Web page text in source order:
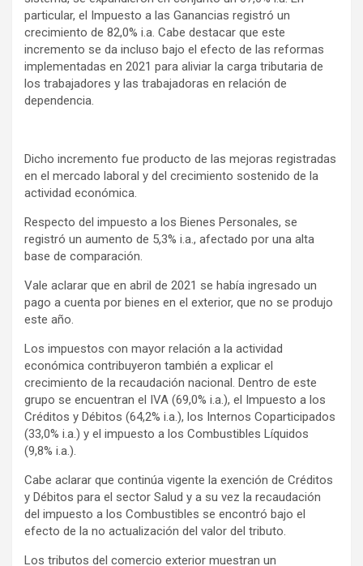
particular, el Impuesto a las Ganancias registró un
crecimiento de 82,0% i.a. Cabe destacar que este
incremento se da incluso bajo el efecto de las reformas
implementadas en 2021 para aliviar la carga tributaria de
los trabajadores y las trabajadoras en relación de
dependencia.
Dicho incremento fue producto de las mejoras registradas
en el mercado laboral y del crecimiento sostenido de la
actividad económica.
Respecto del impuesto a los Bienes Personales, se
registró un aumento de 5,3% i.a., afectado por una alta
base de comparación.
Vale aclarar que en abril de 2021 se había ingresado un
pago a cuenta por bienes en el exterior, que no se produjo
este año.
Los impuestos con mayor relación a la actividad
económica contribuyeron también a explicar el
crecimiento de la recaudación nacional. Dentro de este
grupo se encuentran el IVA (69,0% i.a.), el Impuesto a los
Créditos y Débitos (64,2% i.a.), los Internos Coparticipados
(33,0% i.a.) y el impuesto a los Combustibles Líquidos
(9,8% i.a.).
Cabe aclarar que continúa vigente la exención de Créditos
y Débitos para el sector Salud y a su vez la recaudación
del impuesto a los Combustibles se encontró bajo el
efecto de la no actualización del valor del tributo.
Los tributos del comercio exterior muestran un